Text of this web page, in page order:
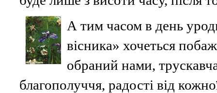
А тим часом в день
вісника» хочеться
обраний нами,
благополуччя, радості від